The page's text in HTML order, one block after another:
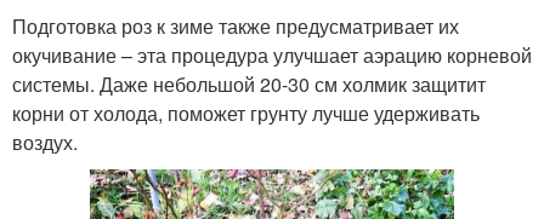
Подготовка роз к зиме также предусматривает их
окучивание – эта процедура улучшает аэрацию корневой
системы. Даже небольшой 20-30 см холмик защитит
корни от холода, поможет грунту лучше удерживать
воздух.